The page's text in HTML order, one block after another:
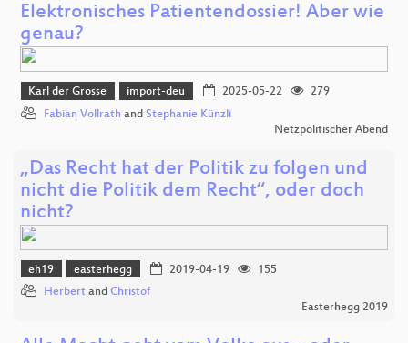
Elektronisches Patientendossier! Aber wie
genau?
Karl der Grosse import-deu 2025-05-22
279
Fabian Vollrath and Stephanie Künzli
Netzpolitischer Abend
„Das Recht hat der Politik zu folgen und
nicht die Politik dem Recht“, oder doch
nicht?
eh19 easterhegg 2019-04-19
155
Herbert and Christof
Easterhegg 2019